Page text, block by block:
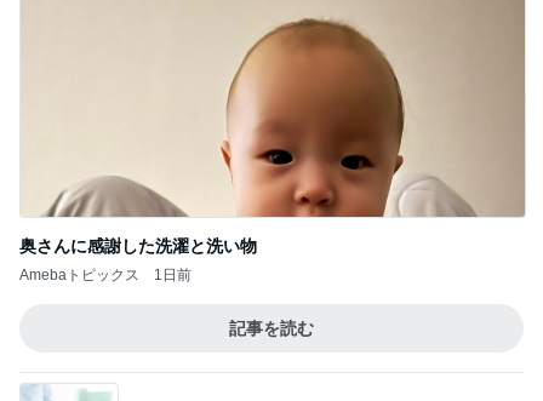
奥さんに感謝した洗濯と洗い物
Amebaトピックス 1日前
記事を読む